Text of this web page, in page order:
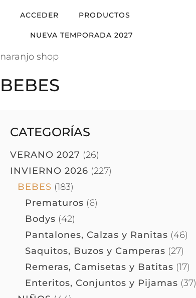
ACCEDER PRODUCTOS
NUEVA TEMPORADA 2027
naranjo shop
BEBES
CATEGORÍAS
VERANO 2027 (26)
INVIERNO 2026 (227)
BEBES (183)
Prematuros (6)
Bodys (42)
Pantalones, Calzas y Ranitas (46)
Saquitos, Buzos y Camperas (27)
Remeras, Camisetas y Batitas (17)
Enteritos, Conjuntos y Pijamas (37)